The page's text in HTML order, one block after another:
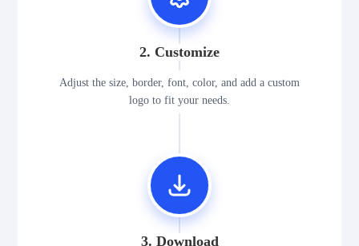
2. Customize
Adjust the size, border, font, color, and add a custom
logo to fit your needs.
3. Download